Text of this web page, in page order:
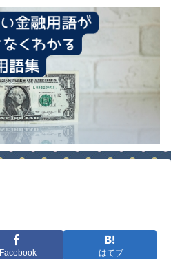
Facebook はてブ